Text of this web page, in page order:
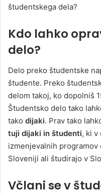
študentskega dela?
Kdo lahko
delo?
Delo preko študentske
študente. Preko
delom takoj, ko dopolniš
Študentsko delo tako
tako dijaki. Prav tako
tuji dijaki in študenti, ki v
izmenjevalnih
Sloveniji ali študirajo v
Včlani se v